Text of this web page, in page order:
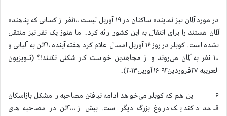
در مورد آلمان نیز نماینده ساکنان در ۱۹ آوریل لیست ۱۰۰نفر از کسانی که پناهنده
آلمان هستند را برای انتقال به این کشور ارائه کرد. اما هنوز یک نفر نیز منتقل
نشده است. کوبلر در روز ۱۶ آوریل امسال اعلام کرد هفته آینده ۲۱۰تن به آلبانی و
۱۰۰ نفر به آلمان می‌روند و از مجاهدین خواست کار شکنی نکنند!؟ (تلویزیون
العربیه-۲۷فروردین۹۲-۱۶ آوریل۲۰۱۳).
۶- این هم که کوبلر می‌خواهد ادامه نیافتن مصاحبه را مشکل بازاسکان
قلمداد کند یک دروغ بزرگ دیگر است. بیش از ۲۰۰۰تن در مصاحبه های